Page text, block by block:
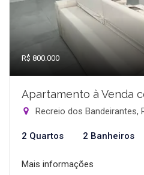
R$ 800.000
Apartamento à Venda
Recreio dos Bandeirantes,
2 Quartos 2 Banheiros
Mais informações